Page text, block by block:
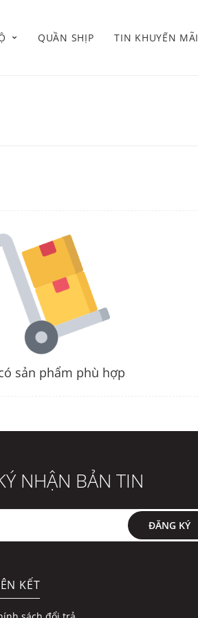
QUẦN SHỊP TIN KHUYẾN MÃI
sản phẩm phù hợp
NHẬN BẢN TIN
ĐĂNG KÝ
KẾT